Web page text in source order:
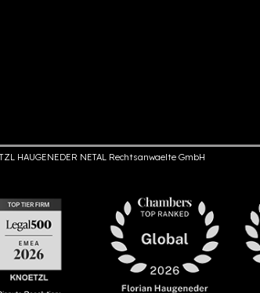
HAUGENEDER NETAL Rechtsanwaelte GmbH